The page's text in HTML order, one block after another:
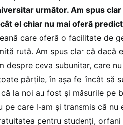
următor. Am spus
el chiar nu mai oferă
care oferă o facilitate de
rută. Am spus clar că dacă
despre ceva subunitar, care
părțile, în așa fel încât să
la noi au fost și măsurile pe
pe care l-am și transmis că nu
pentru studenți,